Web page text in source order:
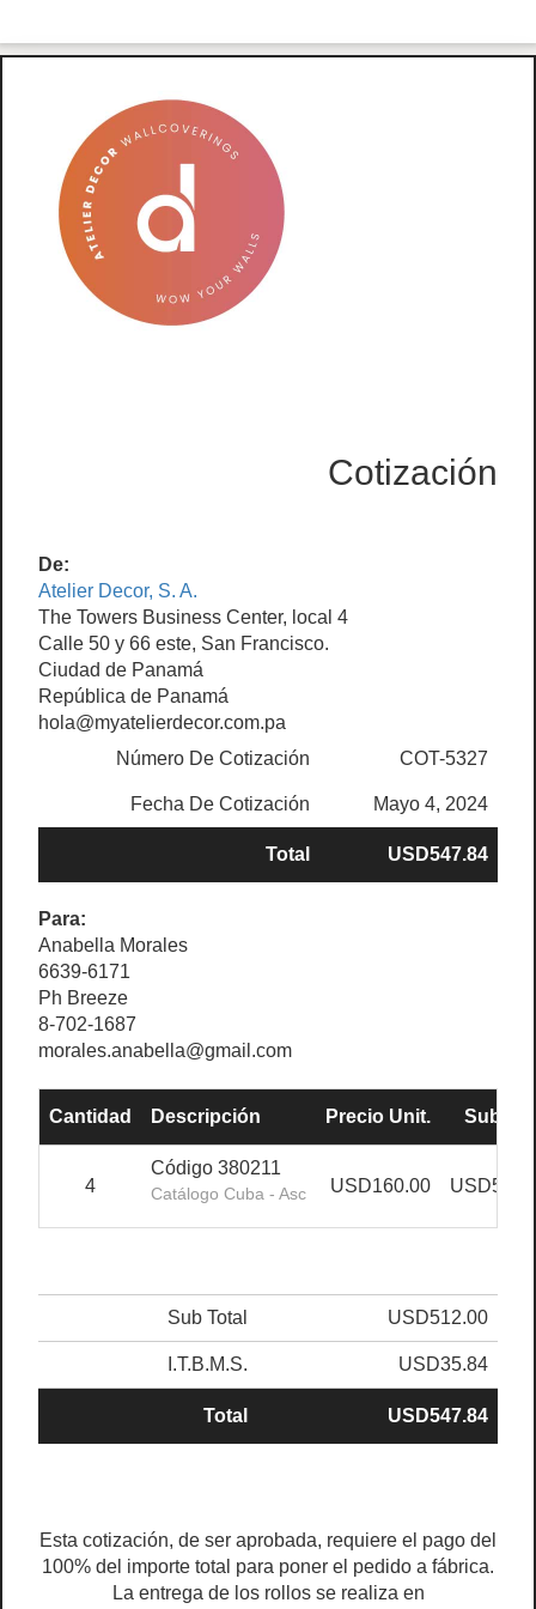
Cotización
De:
Atelier Decor, S. A.
The Towers Business Center, local 4
Calle 50 y 66 este, San Francisco.
Ciudad de Panamá
República de Panamá
hola@myatelierdecor.com.pa
Número De Cotización
COT-5327
Fecha De Cotización Mayo 4, 2024
Total USD547.84
Para:
Anabella Morales
6639-6171
Ph Breeze
8-702-1687
morales.anabella@gmail.com
Cantidad Descripción Precio Unit. Sub
4
Código 380211
Catálogo Cuba - Asc USD160.00
Sub Total USD512.00
I.T.B.M.S. USD35.84
Total USD547.84
Esta cotización, de ser aprobada, requiere el pago del
100% del importe total para poner el pedido a fábrica.
La entrega de los rollos se realiza en